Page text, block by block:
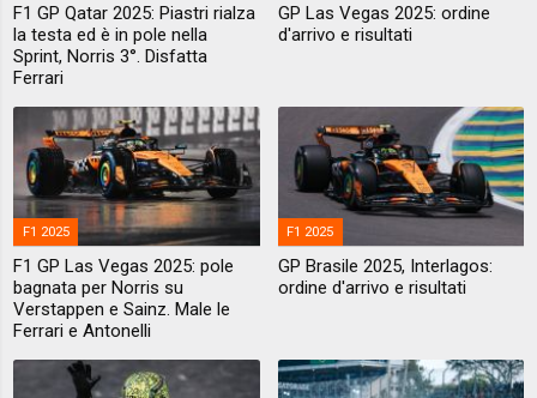
F1 GP Qatar 2025: Piastri rialza
la testa ed è in pole nella
Sprint, Norris 3°. Disfatta
Ferrari
GP Las Vegas 2025: ordine
d'arrivo e risultati
F1 2025
F1 GP Las Vegas 2025: pole
bagnata per Norris su
Verstappen e Sainz. Male le
Ferrari e Antonelli
F1 2025
GP Brasile 2025, Interlagos:
ordine d'arrivo e risultati